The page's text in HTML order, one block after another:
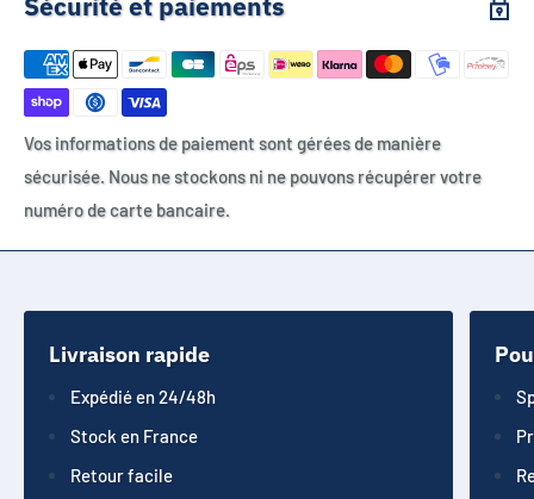
Vos informations de paiement sont gérées de manière
sécurisée. Nous ne stockons ni ne pouvons récupérer votre
numéro de carte bancaire.
Livraison rapide
Expédié en 24/48h
Stock en France
Retour facile